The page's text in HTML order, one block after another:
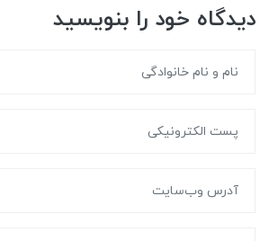
دیدگاه خود را بنویسید